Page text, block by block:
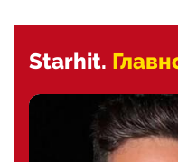
Starhit.